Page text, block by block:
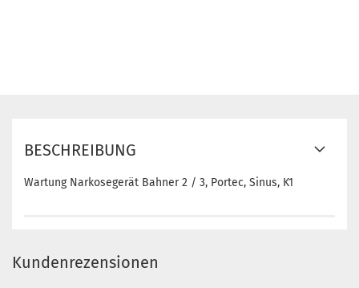
BESCHREIBUNG
Wartung Narkosegerät Bahner 2 / 3, Portec, Sinus, K1
Kundenrezensionen